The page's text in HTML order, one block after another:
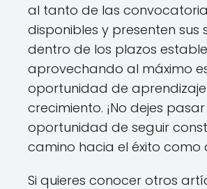
al tanto de las
disponibles y presenten sus
dentro de los plazos
aprovechando al máximo
oportunidad de
crecimiento. ¡No dejes
oportunidad de seguir
camino hacia el éxito como
Si quieres conocer otros